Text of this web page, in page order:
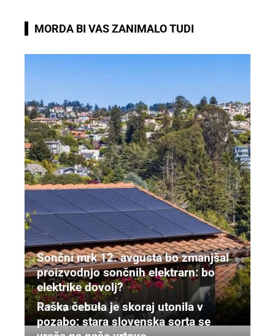
MORDA BI VAS ZANIMALO TUDI
Sončni mrk 12. avgusta bo zmanjšal
proizvodnjo sončnih elektrarn: bo
elektrike dovolj?
9. avgusta 2026
Raška čebula je skoraj utonila v
pozabo: stara slovenska sorta se